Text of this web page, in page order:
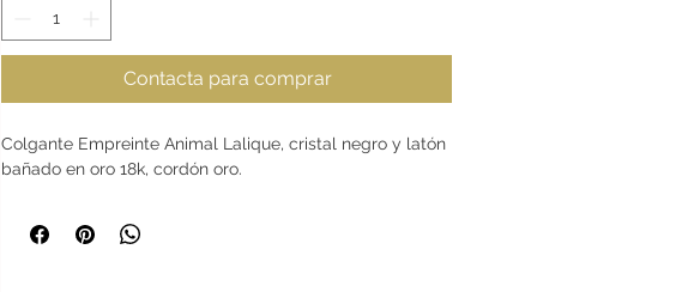
Contacta para comprar
Colgante Empreinte Animal Lalique, cristal negro y latón
bañado en oro 18k, cordón oro.